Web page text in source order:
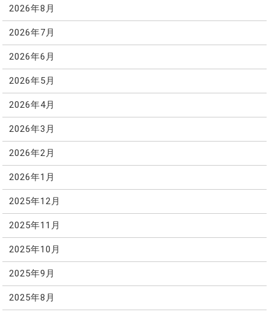
2026年8月
2026年7月
2026年6月
2026年5月
2026年4月
2026年3月
2026年2月
2026年1月
2025年12月
2025年11月
2025年10月
2025年9月
2025年8月